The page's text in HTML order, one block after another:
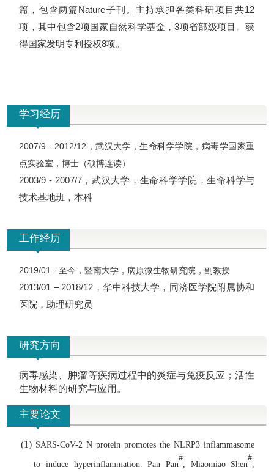
篇，包含两篇Nature子刊。主持承担各类科研项目共12
项，其中包含2项国家自然科学基金，3项省部级项目。获
得国家发明专利授权8项。
学习经历
2007/9 - 2012/12，武汉大学，生命科学学院，病毒学国家重
点实验室，博士（硕博连读）
2003/9 - 2007/7，武汉大学，生命科学学院，生命科学与
技术基地班，本科
工作经历
2019/01 - 至今，暨南大学，病原微生物研究院，副教授
2013/01 – 2018/12，华中科技大学，同济医学院附属协和
医院，助理研究员
研究方向
病毒感染、肿瘤等疾病过程中的炎症与免疫反应；活性
生物材料的研究与应用。
主要论文
(1) SARS-CoV-2 N protein promotes the NLRP3 inflammasome
to induce hyperinflammation. Pan Pan
#
, Miaomiao Shen
#
,